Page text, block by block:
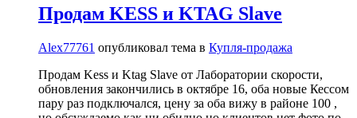
Продам KESS и KTAG Slave
Alex77761 опубликовал тема в Купля-продажа
Продам Kess и Ktag Slave от Лаборатории скорости,
обновления закончились в октябре 16, оба новые Кессом
пару раз подключался, цену за оба вижу в районе 100 ,